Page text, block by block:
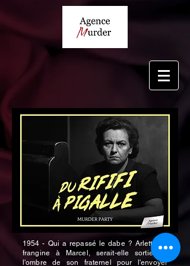
1954 - Qui a repassé le dabe ? Arlette, la
frangine à Marcel, serait-elle sortie de
l'ombre de son fraternel pour l'envoyer